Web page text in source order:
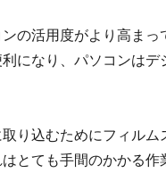
の活用度がより高まっ
になり、パソコンはデ
り込むためにフィルム
とても手間のかかる作